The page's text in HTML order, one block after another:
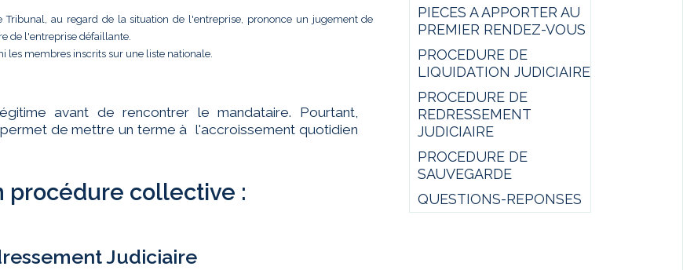
au regard de la situation de l'entreprise, prononce un jugement de
de l'entreprise défaillante.
les membres inscrits sur une liste nationale.
avant de rencontrer le mandataire. Pourtant,
de mettre un terme à l'accroissement quotidien
procédure collective :
Judiciaire
PIECES A APPORTER AU
PREMIER RENDEZ-VOUS
PROCEDURE DE
LIQUIDATION JUDICIAIRE
PROCEDURE DE
REDRESSEMENT
JUDICIAIRE
PROCEDURE DE
SAUVEGARDE
QUESTIONS-REPONSES